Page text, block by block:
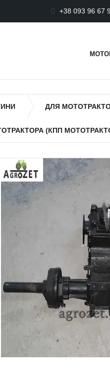
+38 093 96 67
ДЛЯ
(КПП